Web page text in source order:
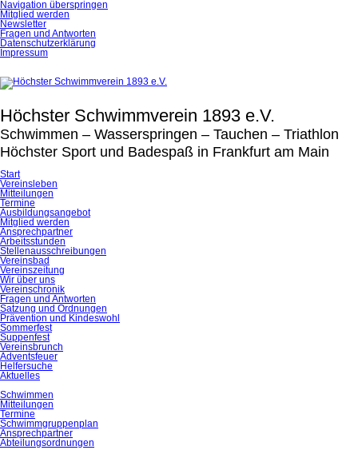
Navigation überspringen
Mitglied werden
Newsletter
Fragen und Antworten
Datenschutzerklärung
Impressum
Höchster Schwimmverein 1893 e.V.
Schwimmen – Wasserspringen – Tauchen – Triathlon
Höchster Sport und Badespaß in Frankfurt am Main
Start
Vereinsleben
Mitteilungen
Termine
Ausbildungsangebot
Mitglied werden
Ansprechpartner
Arbeitsstunden
Stellenausschreibungen
Vereinsbad
Vereinszeitung
Wir über uns
Vereinschronik
Fragen und Antworten
Satzung und Ordnungen
Prävention und Kindeswohl
Sommerfest
Suppenfest
Vereinsbrunch
Adventsfeuer
Helfersuche
Aktuelles
Schwimmen
Mitteilungen
Termine
Schwimmgruppenplan
Ansprechpartner
Abteilungsordnungen